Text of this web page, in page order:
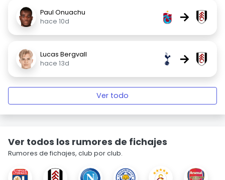
Paul Onuachu
hace 10d
→
Lucas Bergvall
hace 13d
→
Ver todo
Ver todos los rumores de fichajes
Rumores de fichajes, club por club.